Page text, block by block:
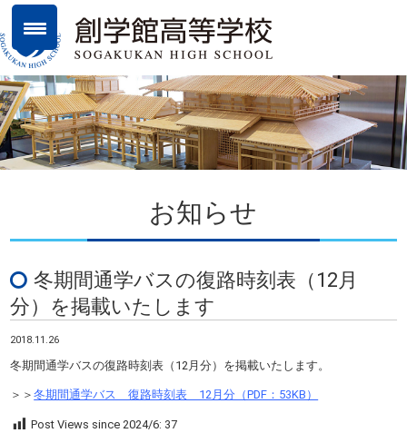
お知らせ
冬期間通学バスの復路時刻表（12月
分）を掲載いたします
2018.11.26
冬期間通学バスの復路時刻表（12月分）を掲載いたします。
＞＞冬期間通学バス 復路時刻表 12月分（PDF：53KB）
Post Views since 2024/6: 37